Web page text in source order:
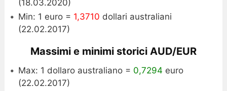
(18.03.2020)
Min: 1 euro = 1,3710 dollari australiani
(22.02.2017)
Massimi e minimi storici AUD/EUR
Max: 1 dollaro australiano = 0,7294 euro
(22.02.2017)